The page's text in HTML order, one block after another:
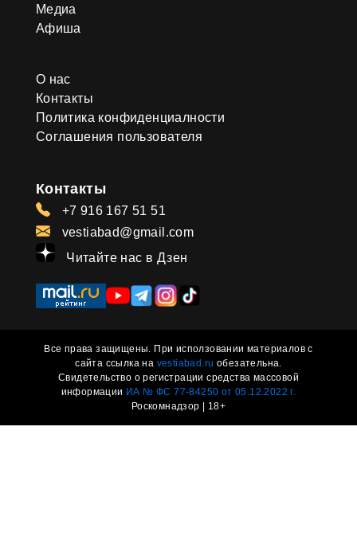
Медиа
Афиша
О нас
Контакты
Политика конфиденциалности
Соглашения пользователя
Контакты
+7 916 167 51 51
vestiabad@gmail.com
Читайте нас в Дзен
Все права защищены. При исползовании материалов с
сайта ссылка на vestiabad.ru обезательна.
Свидетельство о регистрации средства массовой
информации ИА № ФС 77-84250 от 05.12.2022 г.
Роскомнадзор | 18+